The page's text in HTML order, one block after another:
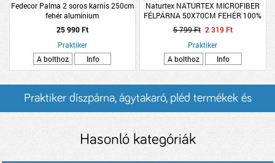
Fedecor Palma 2 soros karnis 250cm
fehér alumínium
25 990 Ft
Praktiker
A bolthoz
Info
Naturtex NATURTEX MICROFIBER
FÉLPÁRNA 50X70CM FEHÉR 100%
POLIÉSZTER
5 799 Ft 2 319 Ft
Praktiker
A bolthoz
Info
Praktiker díszpárna, ágytakaró, pléd termékek és
Hasonló kategóriák